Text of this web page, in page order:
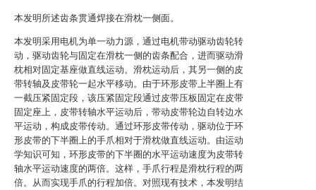
本发明所述齿条贯通焊接在滑枕一侧面。
本发明采用电机为单一动力源，通过电机带动驱动齿轮转
动，驱动齿轮与固定在滑枕一侧的齿条配合，进而驱动滑
枕相对固定基座做直线运动。滑枕运动后，其另一侧的皮
带转轴及皮带轮一起水平移动。由于环形皮带上半圈上有
一截压紧固定段，该压紧固定段通过皮带压板固定在皮带
固定座上，皮带转轴水平运动后，带动皮带轮边自转边水
平运动，构成皮带传动。通过环形皮带传动，驱动位于环
形皮带的下半圈上的手爪相对于滑枕做直线运动。由运动
学知识可知，环形皮带的下半圈的水平运动速度为皮带转
轴水平运动速度的两倍。这样，手爪行程是滑枕行程的两
倍。从而实现手爪的行程加倍。对照现有技术，本发明结